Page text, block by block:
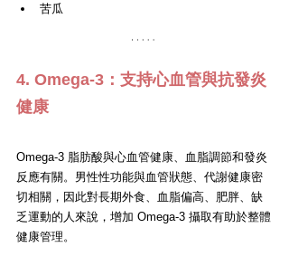
苦瓜
4. Omega-3：支持心血管與抗發炎
健康
Omega-3 脂肪酸與心血管健康、血脂調節和發炎
反應有關。男性性功能與血管狀態、代謝健康密
切相關，因此對長期外食、血脂偏高、肥胖、缺
乏運動的人來說，增加 Omega-3 攝取有助於整體
健康管理。